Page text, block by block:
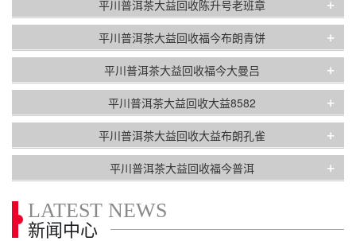
平川普洱茶大益回收陈升号老班章 +
平川普洱茶大益回收福今布朗青饼 +
平川普洱茶大益回收福今大曼吕 +
平川普洱茶大益回收大益8582 +
平川普洱茶大益回收大益布朗孔雀 +
平川普洱茶大益回收福今普洱 +
LATEST NEWS
新闻中心